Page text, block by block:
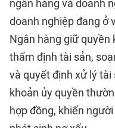
ngân hàng và doanh
doanh nghiệp đang ở
Ngân hàng giữ
thẩm định tài sản,
và quyết định xử lý
khoản ủy quyền
hợp đồng, khiến